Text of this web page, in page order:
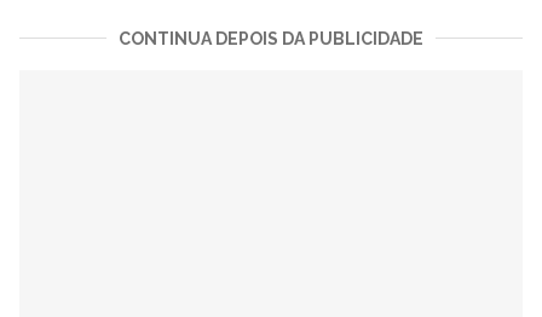
CONTINUA DEPOIS DA PUBLICIDADE